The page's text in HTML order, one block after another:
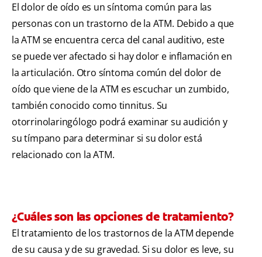
El dolor de oído es un síntoma común para las
personas con un trastorno de la ATM. Debido a que
la ATM se encuentra cerca del canal auditivo, este
se puede ver afectado si hay dolor e inflamación en
la articulación. Otro síntoma común del dolor de
oído que viene de la ATM es escuchar un zumbido,
también conocido como tinnitus. Su
otorrinolaringólogo podrá examinar su audición y
su tímpano para determinar si su dolor está
relacionado con la ATM.
¿Cuáles son las opciones de tratamiento?
El tratamiento de los trastornos de la ATM depende
de su causa y de su gravedad. Si su dolor es leve, su